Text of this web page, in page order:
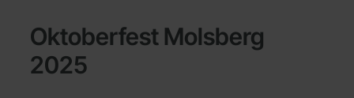
Oktoberfest Molsberg
2025